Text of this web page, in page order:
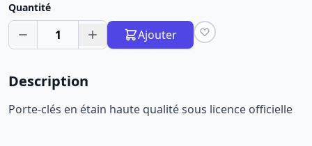
Quantité
1 Ajouter
Description
Porte-clés en étain haute qualité sous licence officielle